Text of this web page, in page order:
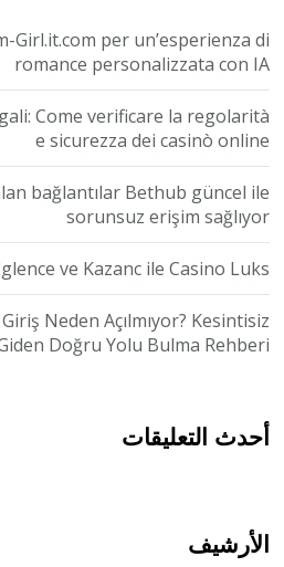
Girl.it.com per un’esperienza di
romance personalizzata con IA
Come verificare la regolarità
e sicurezza dei casinò online
bağlantılar Bethub güncel ile
sorunsuz erişim sağlıyor
ve Kazanc ile Casino Luks
Neden Açılmıyor? Kesintisiz
Doğru Yolu Bulma Rehberi
أحدث التعليقات
الأرشيف